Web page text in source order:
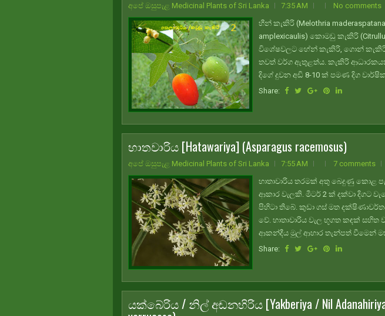
අපේ ඔසුපැළ Medicinal Plants of Sri Lanka 7:35 AM
No comments
හීන් කැකිරි (Melothria
amplexicaulis) කොමඩු කැකිරි
විශේෂවලට හේන් කැකිරි, ගොන් කැකිරි
තවත් වර්ග ඇතුළත්ය. කැකිරි
දිගේ දුවන අඩි 8-10 ක් පමණ දිග
Share:
හාතවාරිය [Hatawariya] (Asparagus racemosus)
අපේ ඔසුපැළ Medicinal Plants of Sri Lanka 7:55 AM
7 comments
හාතාවාරිය තරමක් අතු බෙදුණු කොළ
ආකාර වැලකි. මීටර් 2 ක් දක්වා දිගට
පිහිටා තිබේ. කුඩා ගස් මත
වේ. හාතාවාරිය වැල භූගත කඳක්
ආකන්දීය මුල් ආහාර තැන්පත් වීමෙන්
Share:
යක්බේරිය / නිල් අඬනහිරිය [Yakberiya / Nil